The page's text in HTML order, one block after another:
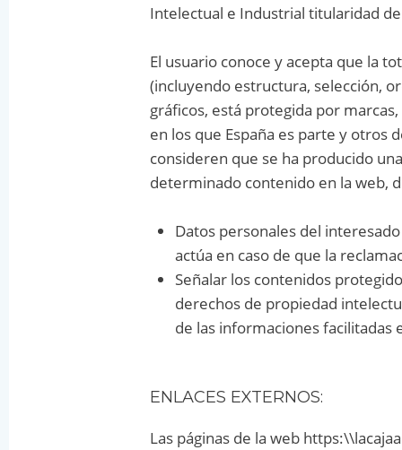
Intelectual e Industrial titularidad
El usuario conoce y acepta que la
(incluyendo estructura, selección,
gráficos, está protegida por
en los que España es parte y otros
consideren que se ha producido
determinado contenido en la web,
Datos personales del
actúa en caso de que la
Señalar los contenidos
derechos de propiedad
de las informaciones facilitadas
ENLACES EXTERNOS:
Las páginas de la web